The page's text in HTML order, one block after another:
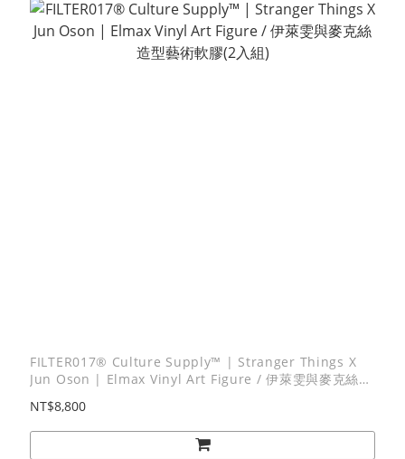
FILTER017® Culture Supply™ | Stranger Things X
Jun Oson | Elmax Vinyl Art Figure / 伊萊雯與麥克絲造
NT$8,800